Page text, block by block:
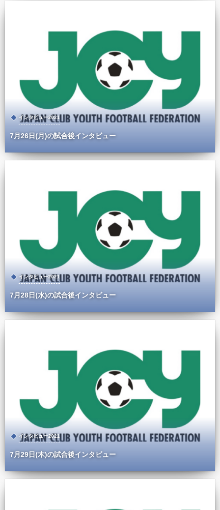
インタビュー2021
7月26日(月)の試合後インタビュー
インタビュー2021
7月28日(水)の試合後インタビュー
インタビュー2021
7月29日(木)の試合後インタビュー